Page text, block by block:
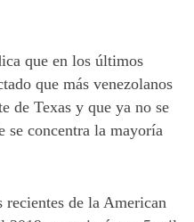
que en los últimos
que más venezolanos
de Texas y que ya no se
se concentra la mayoría
recientes de la American